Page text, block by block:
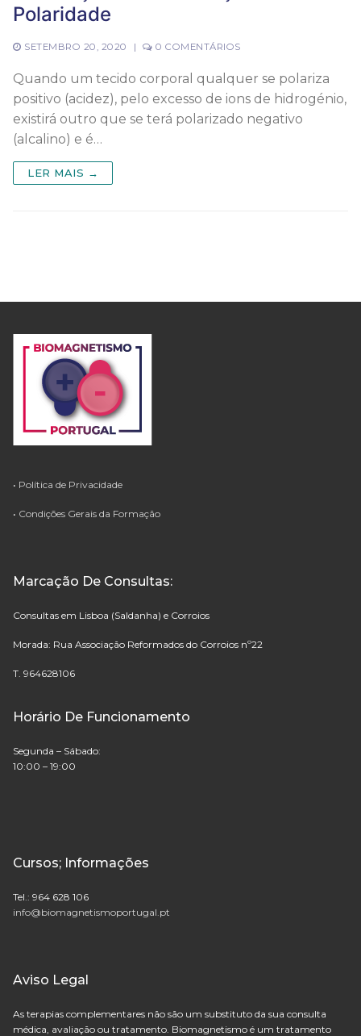
Polaridade
SETEMBRO 20, 2020 | 0 COMENTÁRIOS
Quando um tecido corporal qualquer se polariza
positivo (acidez), pelo excesso de ions de hidrogénio,
existirá outro que se terá polarizado negativo
(alcalino) e é…
LER MAIS →
• Política de Privacidade
• Condições Gerais da Formação
Marcação De Consultas:
Consultas em Lisboa (Saldanha) e Corroios
Morada: Rua Associação Reformados do Corroios nº22
T. 964628106
Horário De Funcionamento
Segunda – Sábado:
10:00 – 19:00
Cursos; Informações
Tel.: 964 628 106
info@biomagnetismoportugal.pt
Aviso Legal
As terapias complementares não são um substituto da sua consulta
médica, avaliação ou tratamento. Biomagnetismo é um tratamento